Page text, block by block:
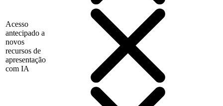
Acesso
antecipado a
novos
recursos de
apresentação
com IA